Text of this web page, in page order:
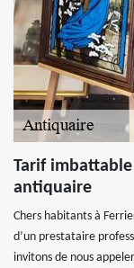
Tarif
antiquaire
Chers habitants à
d’un prestataire
invitons de nous